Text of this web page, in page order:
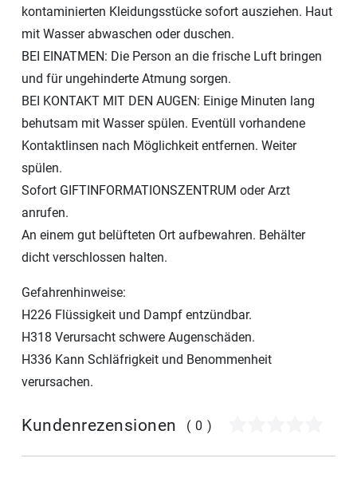
kontaminierten Kleidungsstücke sofort ausziehen. Haut
mit Wasser abwaschen oder duschen.
BEI EINATMEN: Die Person an die frische Luft bringen
und für ungehinderte Atmung sorgen.
BEI KONTAKT MIT DEN AUGEN: Einige Minuten lang
behutsam mit Wasser spülen. Eventüll vorhandene
Kontaktlinsen nach Möglichkeit entfernen. Weiter
spülen.
Sofort GIFTINFORMATIONSZENTRUM oder Arzt
anrufen.
An einem gut belüfteten Ort aufbewahren. Behälter
dicht verschlossen halten.
Gefahrenhinweise:
H226 Flüssigkeit und Dampf entzündbar.
H318 Verursacht schwere Augenschäden.
H336 Kann Schläfrigkeit und Benommenheit
verursachen.
Kundenrezensionen (0)